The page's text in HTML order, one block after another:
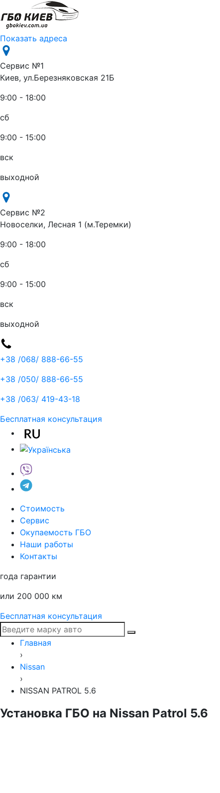
Показать адреса
Сервис №1
Киев, ул.Березняковская 21Б
9:00 - 18:00
сб
9:00 - 15:00
вск
выходной
Сервис №2
Новоселки, Лесная 1 (м.Теремки)
9:00 - 18:00
сб
9:00 - 15:00
вск
выходной
+38 /068/ 888-66-55
+38 /050/ 888-66-55
+38 /063/ 419-43-18
Бесплатная консультация
Стоимость
Сервис
Окупаемость ГБО
Наши работы
Контакты
года гарантии
или 200 000 км
Бесплатная консультация
Главная
›
Nissan
›
NISSAN PATROL 5.6
Установка ГБО на Nissan Patrol 5.6